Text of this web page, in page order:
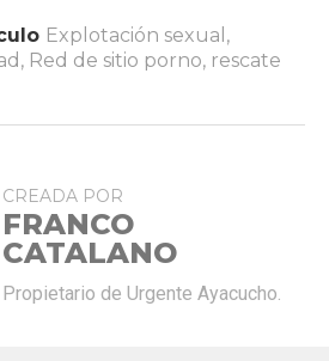
Explotación sexual ,
, Red de sitio porno, rescate
CREADA POR
FRANCO
CATALANO
Propietario de Urgente Ayacucho.